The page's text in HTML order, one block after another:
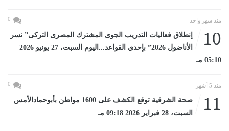
منذ شهر واحد 0
10
إنطلاق فعاليات التدريب الجوى المشترك المصرى التركى” نسر
الأناضول 2026” بإحدي القواعد...اليوم السبت، 27 يونيو 2026
05:10 مـ
منذ 5 أشهر 0
11
صحة الشرقية توقع الكشف على 1600 مواطن بأبوحمادالأمس
السبت، 28 فبراير 2026 09:18 مـ